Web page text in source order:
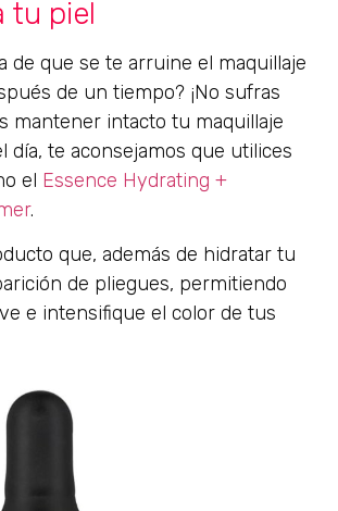
tu piel
de que se te arruine el maquillaje
de un tiempo? ¡No sufras
mantener intacto tu maquillaje
día, te aconsejamos que utilices
el Essence Hydrating +
.
que, además de hidratar tu
de pliegues, permitiendo
e intensifique el color de tus